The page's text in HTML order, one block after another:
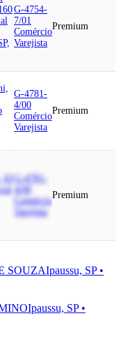
G-4754-
7/01
Comércio
Varejista
Premium
G-4781-
4/00
Comércio
Varejista
Premium
63G-4781-
4/00
Comércio
Varejista
Premium
SOUZAIpaussu, SP •
Ipaussu, SP •